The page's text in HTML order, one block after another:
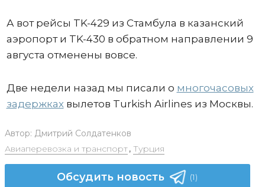
А вот рейсы TK-429 из Стамбула в казанский
аэропорт и TK-430 в обратном направлении 9
августа отменены вовсе.
Две недели назад мы писали о многочасовых
задержкахвылетов Turkish Airlines из Москвы.
Автор: Дмитрий Солдатенков
Авиаперевозка и транспорт, Турция
Обсудить новость (1)